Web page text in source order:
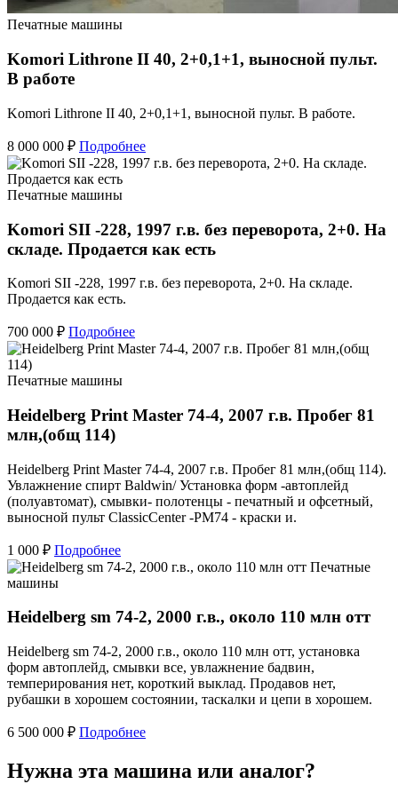
Печатные машины
Komori Lithrone II 40, 2+0,1+1, выносной пульт.
В работе
Komori Lithrone II 40, 2+0,1+1, выносной пульт. В работе.
8 000 000 ₽ Подробнее
Печатные машины
Komori SII -228, 1997 г.в. без переворота, 2+0. На
складе. Продается как есть
Komori SII -228, 1997 г.в. без переворота, 2+0. На складе.
Продается как есть.
700 000 ₽ Подробнее
Печатные машины
Heidelberg Print Master 74-4, 2007 г.в. Пробег 81
млн,(общ 114)
Heidelberg Print Master 74-4, 2007 г.в. Пробег 81 млн,(общ 114).
Увлажнение спирт Baldwin/ Установка форм -автоплейд
(полуавтомат), смывки- полотенцы - печатный и офсетный,
выносной пульт ClassicCenter -PM74 - краски и.
1 000 ₽ Подробнее
Печатные
машины
Heidelberg sm 74-2, 2000 г.в., около 110 млн отт
Heidelberg sm 74-2, 2000 г.в., около 110 млн отт, установка
форм автоплейд, смывки все, увлажнение бадвин,
темперирования нет, короткий выклад. Продавов нет,
рубашки в хорошем состоянии, таскалки и цепи в хорошем.
6 500 000 ₽ Подробнее
Нужна эта машина или аналог?